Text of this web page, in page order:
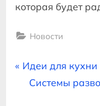
которая будет
Новости
Навигация
P
Идеи для
N
Системы